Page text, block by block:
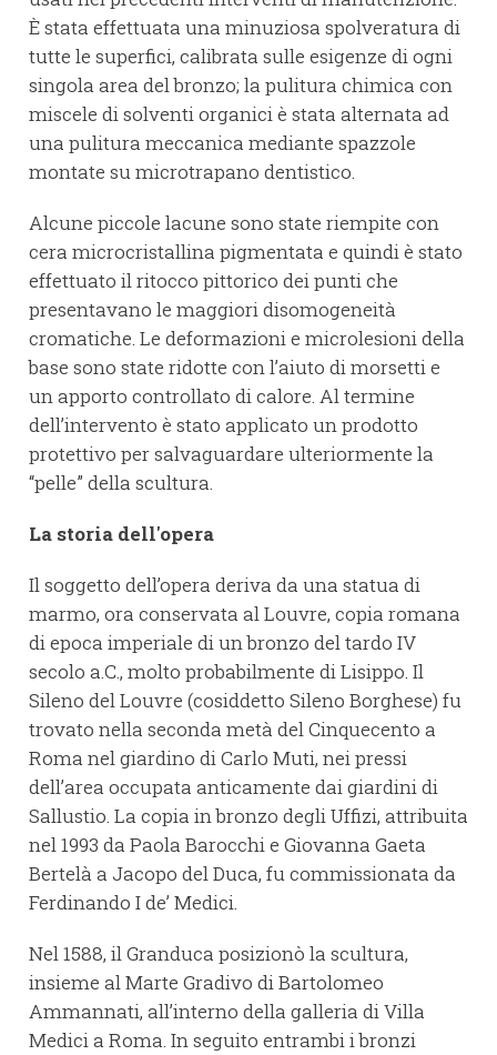
È stata effettuata una minuziosa spolveratura di
tutte le superfici, calibrata sulle esigenze di ogni
singola area del bronzo; la pulitura chimica con
miscele di solventi organici è stata alternata ad
una pulitura meccanica mediante spazzole
montate su microtrapano dentistico.
Alcune piccole lacune sono state riempite con
cera microcristallina pigmentata e quindi è stato
effettuato il ritocco pittorico dei punti che
presentavano le maggiori disomogeneità
cromatiche. Le deformazioni e microlesioni della
base sono state ridotte con l’aiuto di morsetti e
un apporto controllato di calore. Al termine
dell’intervento è stato applicato un prodotto
protettivo per salvaguardare ulteriormente la
“pelle” della scultura.
La storia dell'opera
Il soggetto dell’opera deriva da una statua di
marmo, ora conservata al Louvre, copia romana
di epoca imperiale di un bronzo del tardo IV
secolo a.C., molto probabilmente di Lisippo. Il
Sileno del Louvre (cosiddetto Sileno Borghese) fu
trovato nella seconda metà del Cinquecento a
Roma nel giardino di Carlo Muti, nei pressi
dell’area occupata anticamente dai giardini di
Sallustio. La copia in bronzo degli Uffizi, attribuita
nel 1993 da Paola Barocchi e Giovanna Gaeta
Bertelà a Jacopo del Duca, fu commissionata da
Ferdinando I de’ Medici.
Nel 1588, il Granduca posizionò la scultura,
insieme al Marte Gradivo di Bartolomeo
Ammannati, all’interno della galleria di Villa
Medici a Roma. In seguito entrambi i bronzi